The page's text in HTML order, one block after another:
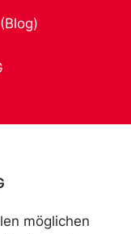
möglichen